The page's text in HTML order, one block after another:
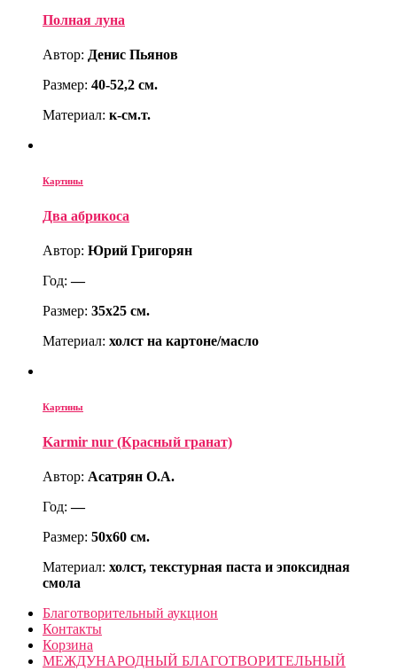
Полная луна
Автор: Денис Пьянов
Размер: 40-52,2 см.
Материал: к-см.т.
Картины
Два абрикоса
Автор: Юрий Григорян
Год:—
Размер: 35х25 см.
Материал: холст на картоне/масло
Картины
Karmir nur (Красный гранат)
Автор: Асатрян О.А.
Год:—
Размер: 50х60 см.
Материал: холст, текстурная паста и эпоксидная
смола
Благотворительный аукцион
Контакты
Корзина
МЕЖДУНАРОДНЫЙ БЛАГОТВОРИТЕЛЬНЫЙ